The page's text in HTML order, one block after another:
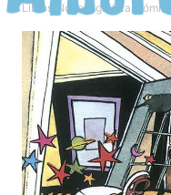
Libros Novela gráfica, cómic